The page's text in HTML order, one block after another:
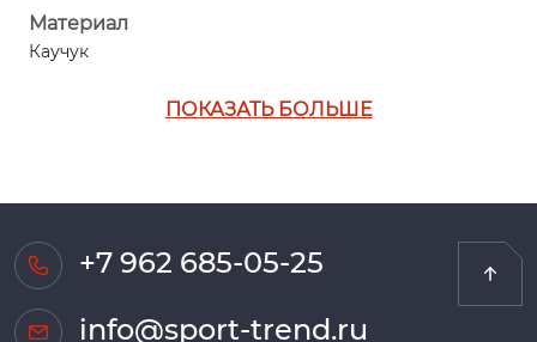
Материал
Каучук
ПОКАЗАТЬ БОЛЬШЕ
+7 962 685-05-25
info@sport-trend.ru